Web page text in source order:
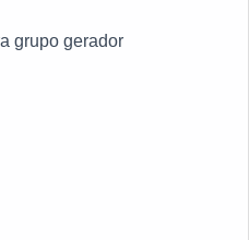
grupo gerador